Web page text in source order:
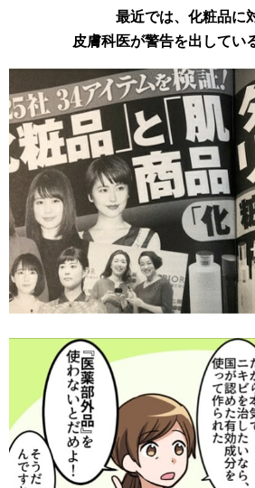
最近では、化粧品に
皮膚科医が警告を出してい